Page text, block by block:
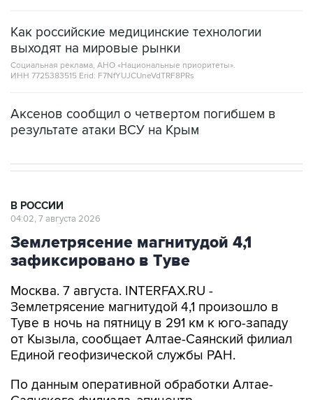
Как российские медицинские технологии
выходят на мировые рынки
Социальная реклама, АНО «Национальные приоритеты».
ИНН 7725383515 Erid: F7NfYUJCUneVdTRF8PRs
Аксенов сообщил о четвертом погибшем в
результате атаки ВСУ на Крым
В РОССИИ
04:02, 7 августа 2026
Землетрясение магнитудой 4,1
зафиксировано в Туве
Москва. 7 августа. INTERFAX.RU -
Землетрясение магнитудой 4,1 произошло в
Туве в ночь на пятницу в 291 км к юго-западу
от Кызыла, сообщает Алтае-Саянский филиал
Единой геофизической службы РАН.
По данным оперативной обработки Алтае-